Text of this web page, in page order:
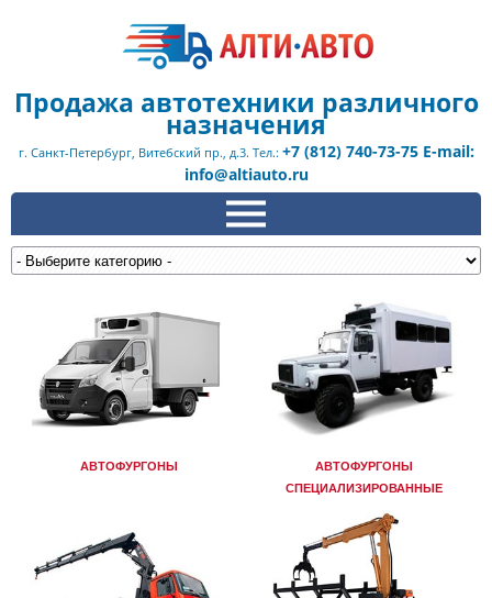
Продажа автотехники различного
назначения
г. Санкт-Петербург, Витебский пр., д.3. Тел.: +7 (812) 740-73-75 E-mail:
info@altiauto.ru
АВТОФУРГОНЫ
АВТОФУРГОНЫ
СПЕЦИАЛИЗИРОВАННЫЕ